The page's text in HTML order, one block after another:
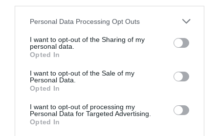
Please note that this website/app uses one or more Google
not limited to your visit or usage behaviour. You may click to
grant or deny consent to Google and its third-party tags to
use your data for below specified purposes in below Google
consent section.
Personal Data Processing Opt Outs
I want to opt-out of the Sharing of my
personal data.
Opted In
I want to opt-out of the Sale of my
Personal Data.
Opted In
I want to opt-out of processing my
Personal Data for Targeted Advertising.
Opted In